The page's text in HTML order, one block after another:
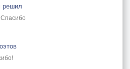
решил